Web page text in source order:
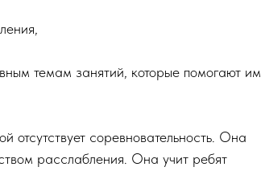
темам занятий, которые помогают им
отсутствует соревновательность. Она
расслабления. Она учит ребят